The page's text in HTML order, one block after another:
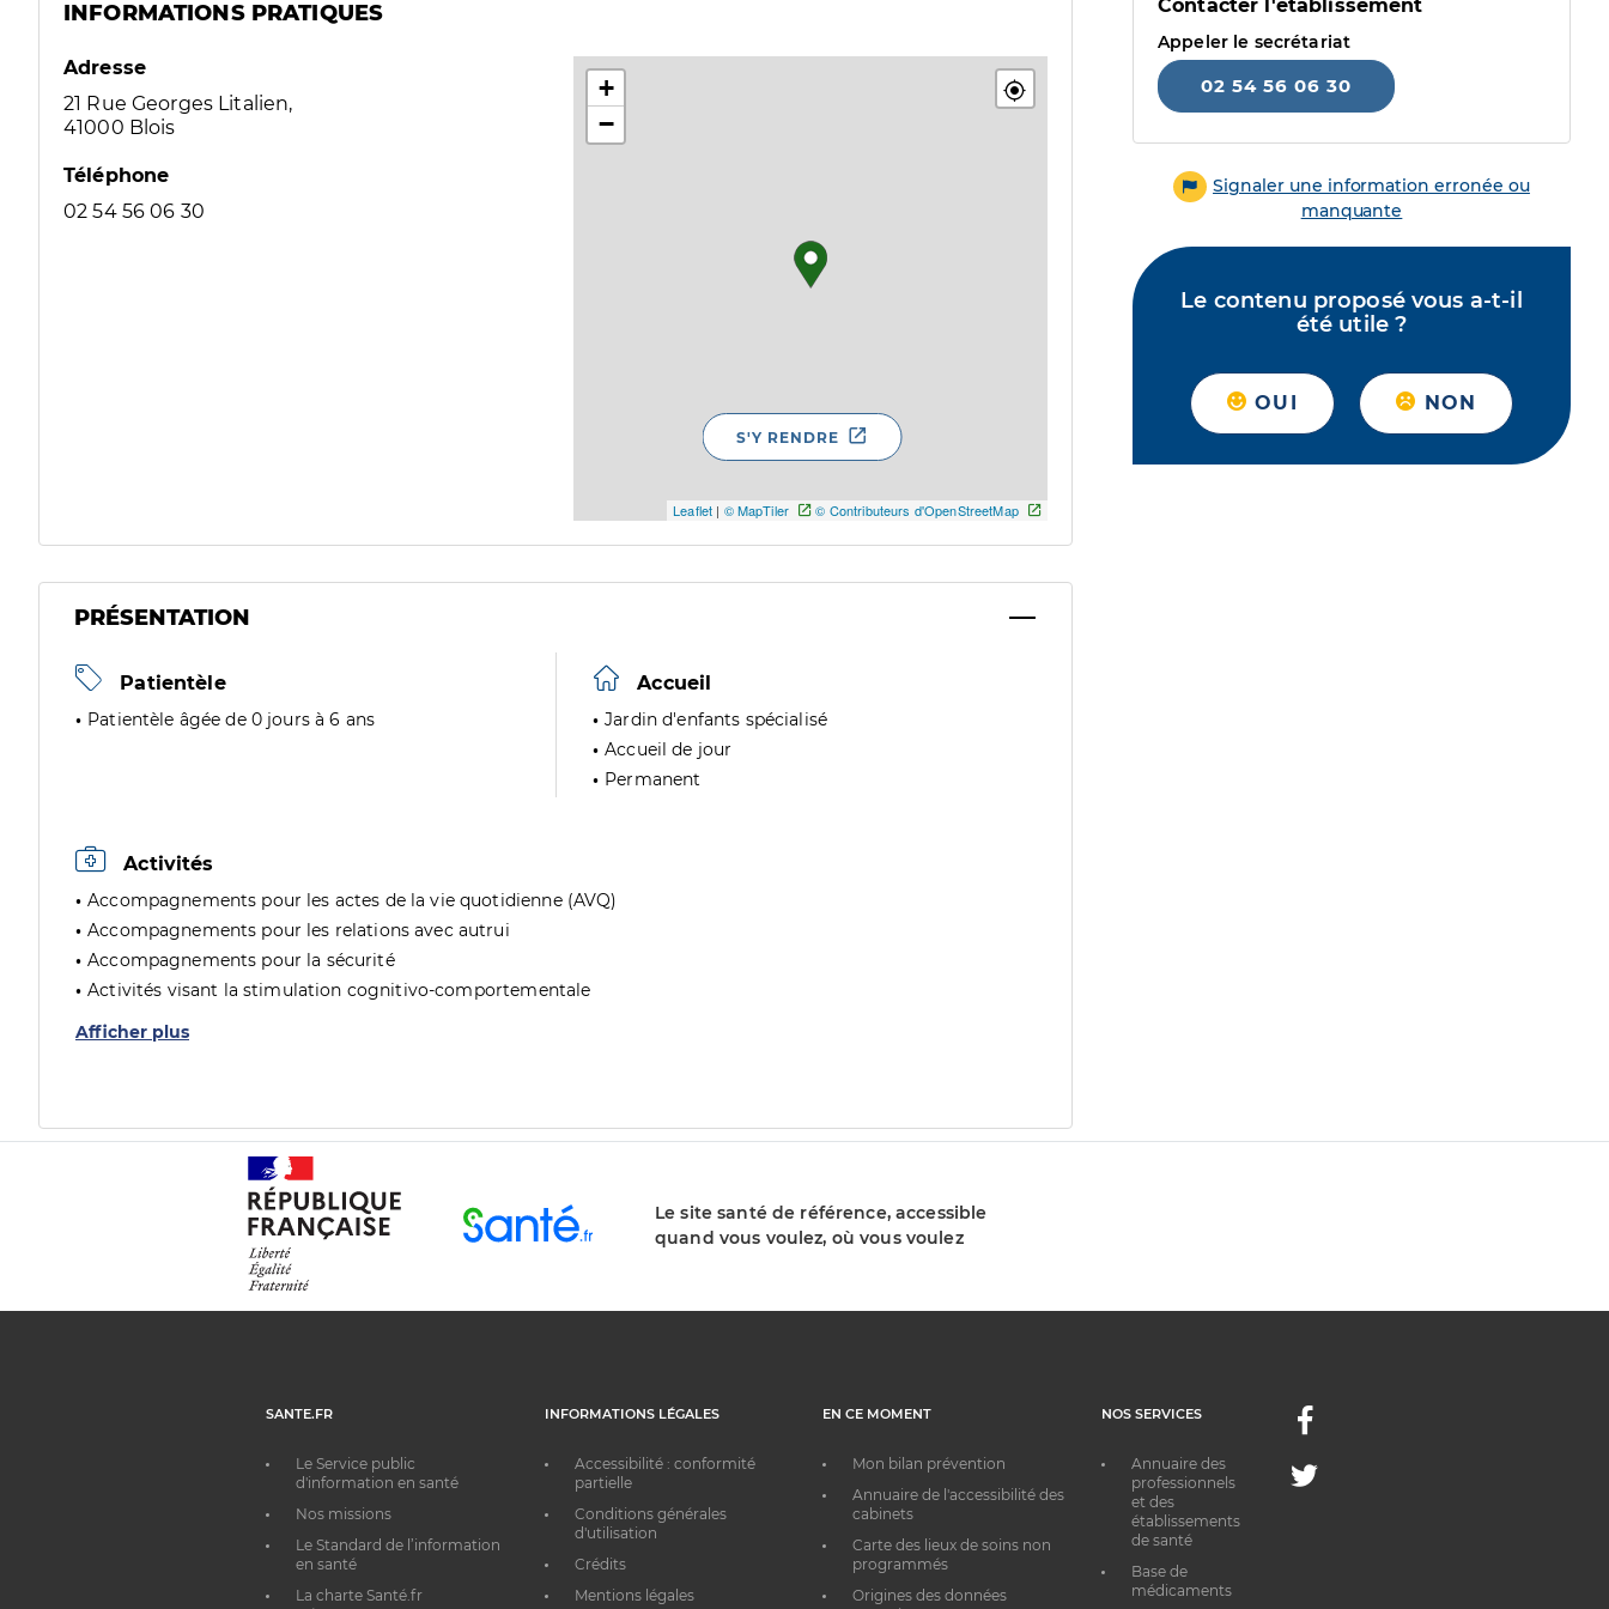
INFORMATIONS PRATIQUES
Adresse
21 Rue Georges Litalien,
41000 Blois
Téléphone
02 54 56 06 30
+
−
Leaflet | © MapTiler © Contributeurs d'OpenStreetMap
S'Y RENDRE
PRÉSENTATION
Patientèle
Patientèle âgée de 0 jours à 6 ans
Accueil
Jardin d'enfants spécialisé
Accueil de jour
Permanent
Activités
Accompagnements pour les actes de la vie quotidienne (AVQ)
Accompagnements pour les relations avec autrui
Accompagnements pour la sécurité
Activités visant la stimulation cognitivo-comportementale
Afficher plus
Contacter l'établissement
Appeler le secrétariat
02 54 56 06 30
Signaler une information erronée ou
manquante
Le contenu proposé vous a-t-il
été utile ?
OUI NON
Le site santé de référence, accessible
quand vous voulez, où vous voulez
SANTE.FR
Le Service public
d'information en santé
Nos missions
Le Standard de l’information
en santé
La charte Santé.fr
INFORMATIONS LÉGALES
Accessibilité : conformité
partielle
Conditions générales
d'utilisation
Crédits
Mentions légales
EN CE MOMENT
Mon bilan prévention
Annuaire de l'accessibilité des
cabinets
Carte des lieux de soins non
programmés
Origines des données
NOS SERVICES
Annuaire des
professionnels
et des
établissements
de santé
Base de
médicaments
Facebook
Twitter